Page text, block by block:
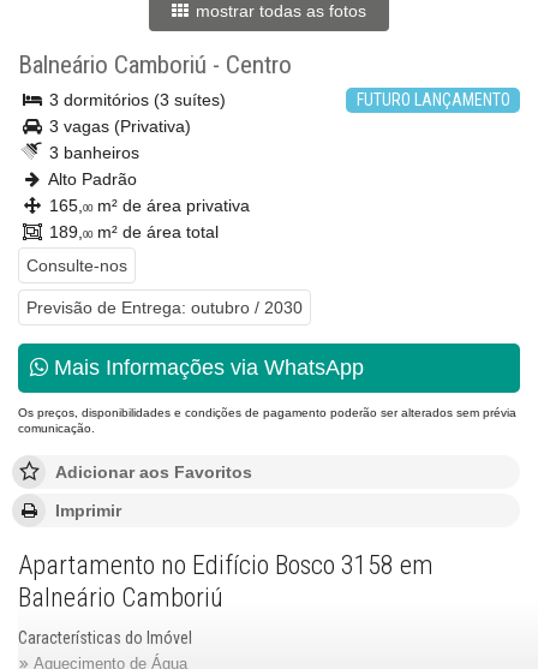
mostrar todas as fotos
Balneário Camboriú - Centro
FUTURO LANÇAMENTO
3 dormitórios (3 suítes)
3 vagas (Privativa)
3 banheiros
Alto Padrão
165, 00m² de área privativa
189, 00m² de área total
Consulte-nos
Previsão de Entrega: outubro / 2030
Mais Informações via WhatsApp
Os preços, disponibilidades e condições de pagamento poderão ser alterados sem prévia
comunicação.
Adicionar aos Favoritos
Imprimir
Apartamento no Edifício Bosco 3158 em
Balneário Camboriú
Características do Imóvel
Aquecimento de Água